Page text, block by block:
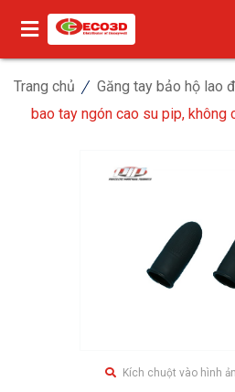
Trang chủ Găng tay bảo hộ lao
bao tay ngón cao su pip, không
Kích chuột vào hình